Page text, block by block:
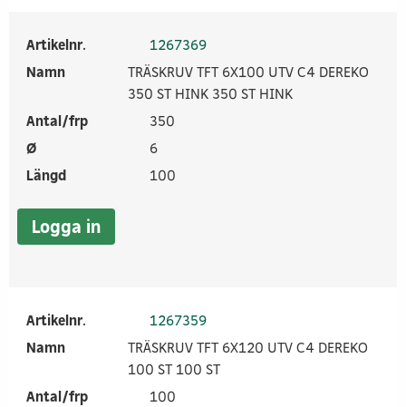
Artikelnr.
1267369
Namn
TRÄSKRUV TFT 6X100 UTV C4 DEREKO
350 ST HINK 350 ST HINK
Antal/frp
350
Ø
6
Längd
100
Logga in
Artikelnr.
1267359
Namn
TRÄSKRUV TFT 6X120 UTV C4 DEREKO
100 ST 100 ST
Antal/frp
100